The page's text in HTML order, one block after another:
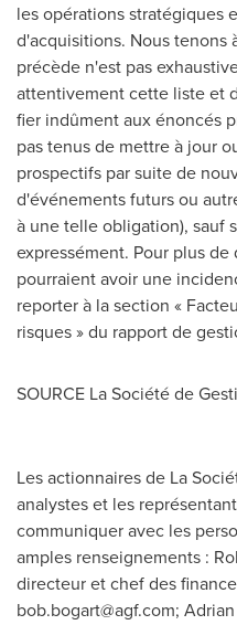
les opérations stratégiques
d'acquisitions. Nous tenons
précède n'est pas
attentivement cette liste et
fier indûment aux énoncés
pas tenus de mettre à jour
prospectifs par suite de
d'événements futurs ou
à une telle obligation), sauf
expressément. Pour plus
pourraient avoir une
reporter à la section «
risques » du rapport de
SOURCE La Société de
Les actionnaires de La
analystes et les
communiquer avec les
amples renseignements :
directeur et chef des
bob.bogart@agf.com;